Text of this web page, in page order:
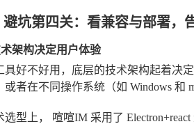
坑第四关：看兼容与部署，
架构决定用户体验
具好不好用，底层的技术架构起着决
或者在不同操作系统（如 Windows 和
选型上， 喧喧IM 采用了 Electron+react